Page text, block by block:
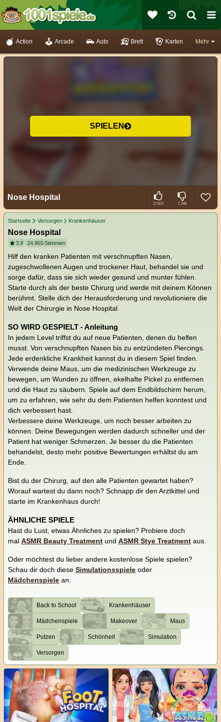
Mehr
Action Arcade Auto Brett Karten
SPIELEN
Nose Hospital
17.617 7.248
Startseite Versorgen Krankenhäuser
Nose Hospital
3.8 24.865Stimmen
Hilf den kranken Patienten mit verschnupften Nasen,
zugeschwollenen Augen und trockener Haut, behandel sie und
sorge dafür, dass sie sich wieder gesund und munter fühlen.
Starte durch als der beste Chirurg und werde mit deinem Können
berühmt. Stelle dich der Herausforderung und revolutioniere die
Welt der Chirurgie in Nose Hospital.
SO WIRD GESPIELT - Anleitung
In jedem Level triffst du auf neue Patienten, denen du helfen
musst. Von verschnupften Nasen bis zu entzündeten Piercings.
Jede erdenkliche Krankheit kannst du in diesem Spiel finden.
Verwende deine Maus, um die medizinischen Werkzeuge zu
bewegen, um Wunden zu öffnen, ekelhafte Pickel zu entfernen
und die Haut zu säubern. Spiele auf dem Endbildschirm herum,
um zu erfahren, wie sehr du dem Patienten helfen konntest und
dich verbessert hast.
Verbessere deine Werkzeuge, um noch besser arbeiten zu
können. Deine Bewegungen werden dadurch schneller und der
Patient hat weniger Schmerzen. Je besser du die Patienten
behandelst, desto mehr positive Bewertungen erhältst du am
Ende.
Bist du der Chirurg, auf den alle Patienten gewartet haben?
Worauf wartest du dann noch? Schnapp dir den Arztkittel und
starte im Krankenhaus durch!
ÄHNLICHE SPIELE
Hast du Lust, etwas Ähnliches zu spielen? Probiere doch
mal ASMR Beauty Treatment und ASMR Stye Treatment aus.
Oder möchtest du lieber andere kostenlose Spiele spielen?
Schau dir doch diese Simulationsspiele oder
Mädchenspiele an.
Back to School Krankenhäuser
Mädchenspiele Makeover Maus
Putzen Schönheit Simulation
Versorgen